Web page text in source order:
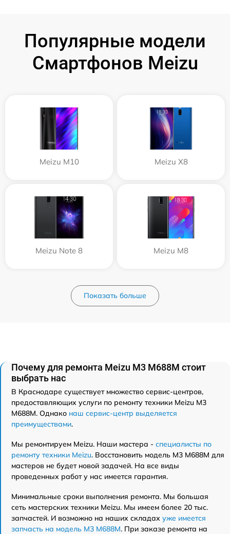
Популярные модели
Смартфонов Meizu
Meizu M10 Meizu X8
Meizu Note 8 Meizu M8
Показать больше
Почему для ремонта Meizu M3 M688M стоит
выбрать нас
В Краснодаре существует множество сервис-центров,
предоставляющих услуги по ремонту техники Meizu M3
M688M. Однако наш сервис-центр выделяется
преимуществами.
Мы ремонтируем Meizu. Наши мастера - специалисты по
ремонту техники Meizu. Восстановить модель M3 M688M для
мастеров не будет новой задачей. На все виды
проведенных работ у нас имеется гарантия.
Минимальные сроки выполнения ремонта. Мы большая
сеть мастерских техники Meizu. Мы имеем более 20 тыс.
запчастей. И возможно на наших складах уже имеется
запчасть на модель M3 M688M. При заказе ремонта на